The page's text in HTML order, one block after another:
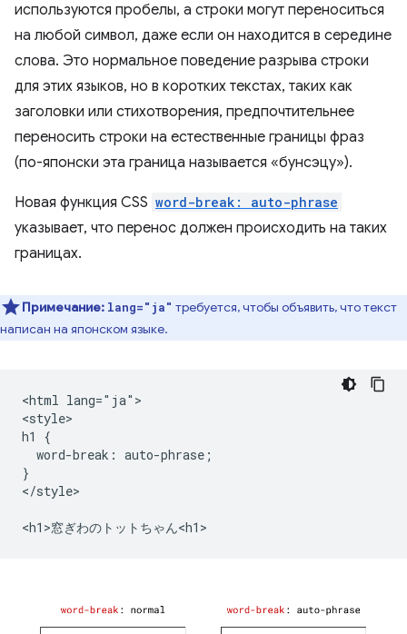
используются пробелы, а строки могут переноситься
на любой символ, даже если он находится в середине
слова. Это нормальное поведение разрыва строки
для этих языков, но в коротких текстах, таких как
заголовки или стихотворения, предпочтительнее
переносить строки на естественные границы фраз
(по-японски эта граница называется «бунсэцу»).
Новая функция CSS word-break: auto-phrase
указывает, что перенос должен происходить на таких
границах.
Примечание: lang="ja" требуется, чтобы объявить, что текст
написан на японском языке.
<html lang="ja">
<style>
h1 {
  word-break: auto-phrase;
}
</style>